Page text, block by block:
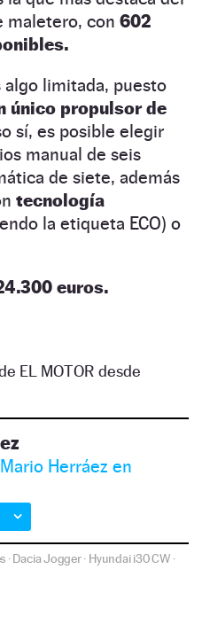
maletero, con 602
algo limitada, puesto
único propulsor de
sí, es posible elegir
manual de seis
de siete, además
tecnología
la etiqueta ECO) o
euros.
EL MOTOR desde
Herráez en
·Dacia Jogger· Hyundai i30 CW·